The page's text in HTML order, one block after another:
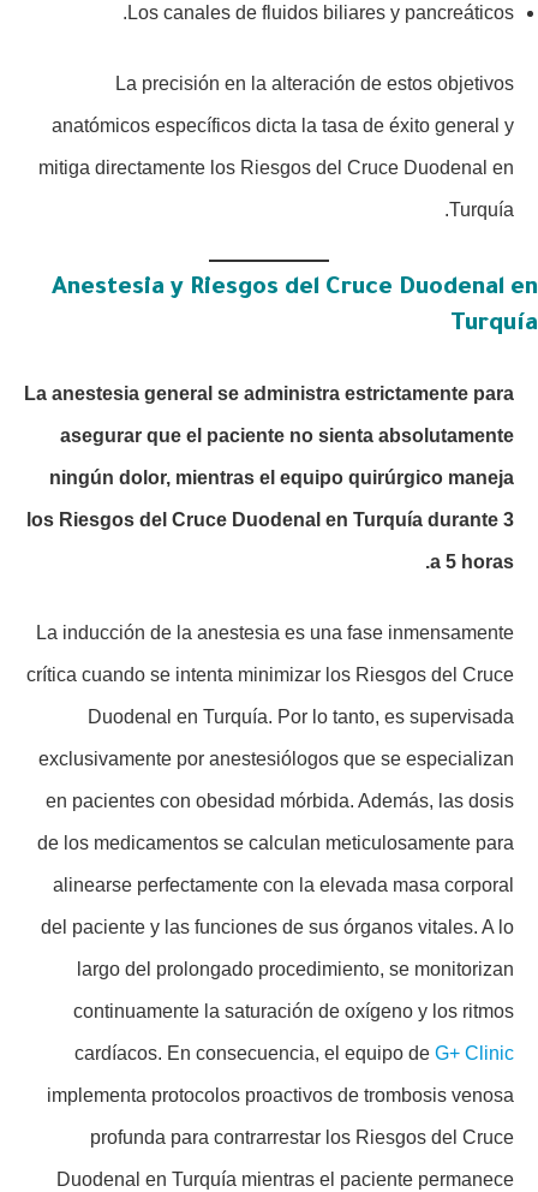
Los canales de fluidos biliares y pancreáticos.
La precisión en la alteración de estos objetivos
anatómicos específicos dicta la tasa de éxito general y
mitiga directamente los Riesgos del Cruce Duodenal en
Turquía.
Anestesia y Riesgos del Cruce Duodenal en
Turquía
La anestesia general se administra estrictamente para
asegurar que el paciente no sienta absolutamente
ningún dolor, mientras el equipo quirúrgico maneja
los Riesgos del Cruce Duodenal en Turquía durante 3
a 5 horas.
La inducción de la anestesia es una fase inmensamente
crítica cuando se intenta minimizar los Riesgos del Cruce
Duodenal en Turquía. Por lo tanto, es supervisada
exclusivamente por anestesiólogos que se especializan
en pacientes con obesidad mórbida. Además, las dosis
de los medicamentos se calculan meticulosamente para
alinearse perfectamente con la elevada masa corporal
del paciente y las funciones de sus órganos vitales. A lo
largo del prolongado procedimiento, se monitorizan
continuamente la saturación de oxígeno y los ritmos
cardíacos. En consecuencia, el equipo de G+ Clinic
implementa protocolos proactivos de trombosis venosa
profunda para contrarrestar los Riesgos del Cruce
Duodenal en Turquía mientras el paciente permanece